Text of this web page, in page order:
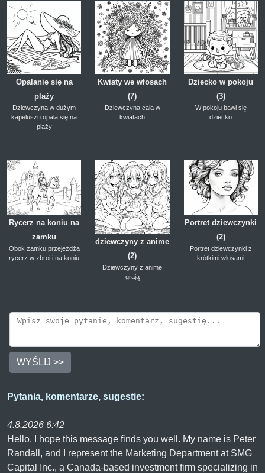
Opalanie się na
plaży
Dziewczyna w dużym
kapeluszu opala się na
plaży
Kwiaty we włosach
(7)
Dziewczyna cała w
kwiatach
Dziecko w pokoju
(3)
W pokoju bawi się
dziecko
Rycerz na koniu na
zamku
Obok zamku przejeżdża
rycerz w zbroi i na koniu
dziewczyny z anime
(2)
Dziewczyny z anime
grają
Portret dziewczynki
(2)
Portret dziewczynki z
krótkimi włosami
WYŚLIJ >>
Pytania, komentarze, sugestie:
4.8.2026 6:42
Hello, I hope this message finds you well. My name is Peter
Randall, and I represent the Marketing Department at SMG
Capital Inc., a Canada-based investment firm specializing in